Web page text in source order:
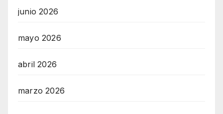
junio 2026
mayo 2026
abril 2026
marzo 2026